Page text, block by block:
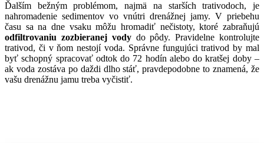
Ďalším bežným problémom, najmä na starších trativodoch, je
nahromadenie sedimentov vo vnútri drenážnej jamy. V priebehu
času sa na dne vsaku môžu hromadiť nečistoty, ktoré zabraňujú
odfiltrovaniu zozbieranej vodydo pôdy. Pravidelne kontrolujte
trativod, či v ňom nestojí voda. Správne fungujúci trativod by mal
byť schopný spracovať odtok do 72 hodín alebo do kratšej doby –
ak voda zostáva po daždi dlho stáť, pravdepodobne to znamená, že
vašu drenážnu jamu treba vyčistiť.